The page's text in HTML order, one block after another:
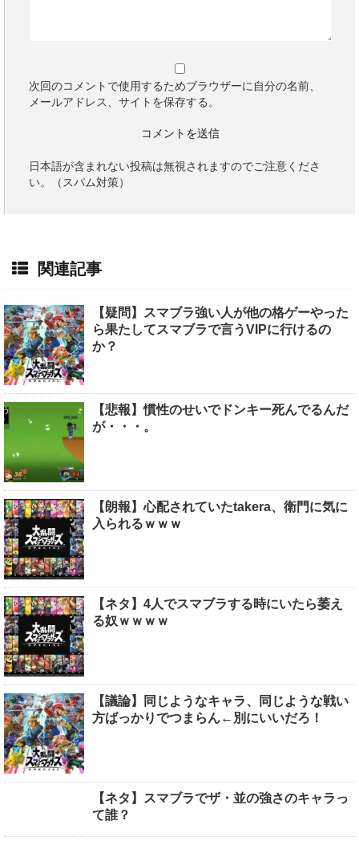
次回のコメントで使用するためブラウザーに自分の名前、
メールアドレス、サイトを保存する。
日本語が含まれない投稿は無視されますのでご注意くださ
い。（スパム対策）
関連記事
【疑問】スマブラ強い人が他の格ゲーやった
ら果たしてスマブラで言うVIPに行けるの
か？
【悲報】慣性のせいでドンキー死んでるんだ
が・・・。
【朗報】心配されていたtakera、衛門に気に
入られるｗｗｗ
【ネタ】4人でスマブラする時にいたら萎え
る奴ｗｗｗｗ
【議論】同じようなキャラ、同じような戦い
方ばっかりでつまらん←別にいいだろ！
【ネタ】スマブラでザ・並の強さのキャラっ
て誰？